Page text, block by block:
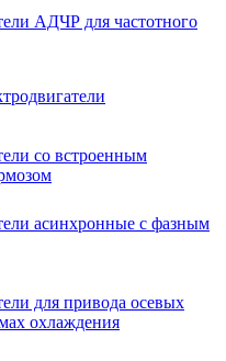
АДЧР для частотного
со встроенным
асинхронные с фазным
для привода осевых
охлаждения